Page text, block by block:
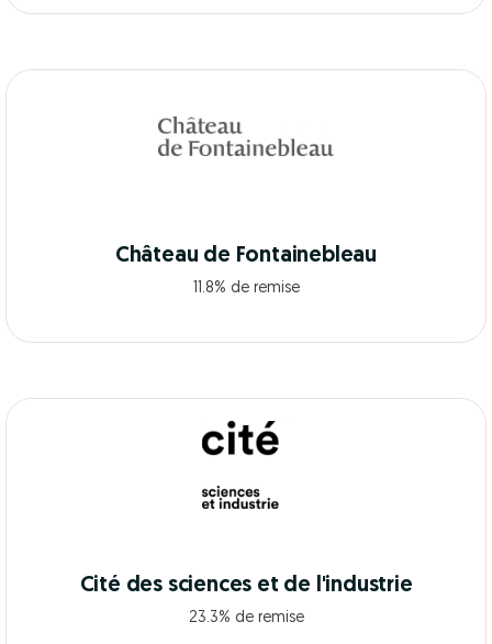
Château de Fontainebleau
11.8% de remise
Cité des sciences et de l'industrie
23.3% de remise